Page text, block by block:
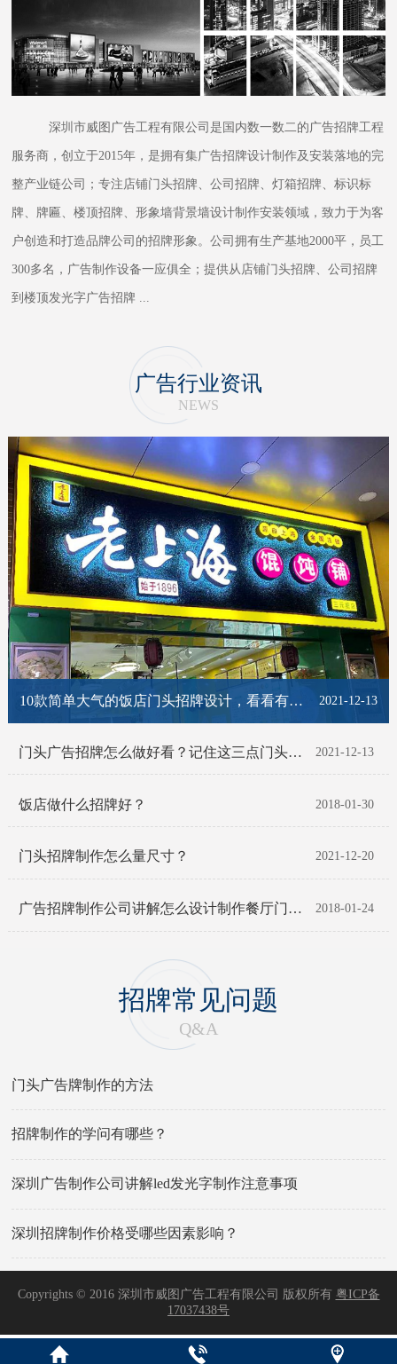
深圳市威图广告工程有限公司是国内数一数二的广告招牌工程
服务商，创立于2015年，是拥有集广告招牌设计制作及安装落地的完
整产业链公司；专注店铺门头招牌、公司招牌、灯箱招牌、标识标
牌、牌匾、楼顶招牌、形象墙背景墙设计制作安装领域，致力于为客
户创造和打造品牌公司的招牌形象。公司拥有生产基地2000平，员工
300多名，广告制作设备一应俱全；提供从店铺门头招牌、公司招牌
到楼顶发光字广告招牌
广告行业资讯
NEWS
2021-12-13
10款简单大气的饭店门头招牌设计，看看有你喜欢的那一款吗？
2021-12-13
门头广告招牌怎么做好看？记住这三点门头招牌脱颖而出！
2018-01-30
饭店做什么招牌好？
2021-12-20
门头招牌制作怎么量尺寸？
2018-01-24
广告招牌制作公司讲解怎么设计制作餐厅门头招牌
招牌常见问题
Q&A
门头广告牌制作的方法
招牌制作的学问有哪些？
深圳广告制作公司讲解led发光字制作注意事项
深圳招牌制作价格受哪些因素影响？
Copyrights © 2016 深圳市威图广告工程有限公司 版权所有 粤ICP备
17037438号